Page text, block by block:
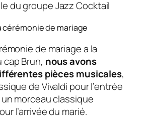
du groupe Jazz Cocktail
cérémonie de mariage
de mariage a la
Brun, nous avons
pièces musicales,
de Vivaldi pour l’entrée
morceau classique
l’arrivée du marié.